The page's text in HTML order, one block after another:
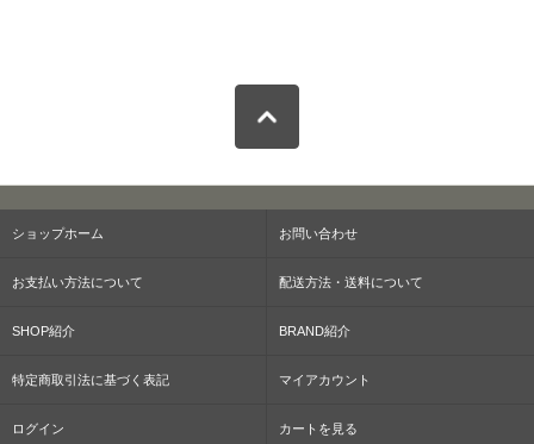
ショップホーム お問い合わせ
お支払い方法について 配送方法・送料について
SHOP紹介 BRAND紹介
特定商取引法に基づく表記 マイアカウント
ログイン カートを見る